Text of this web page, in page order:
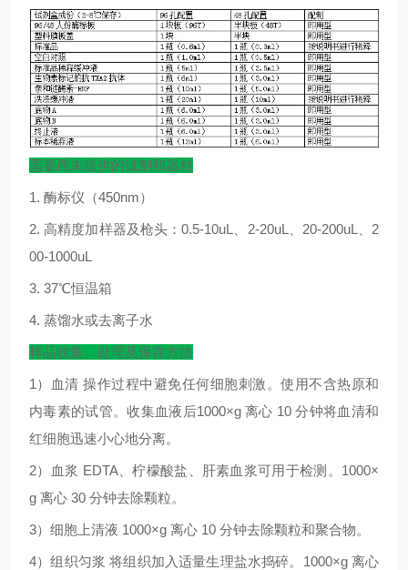
需要而未提供的试剂和器材
1. 酶标仪（450nm）
2.高精度加样器及枪头：0.5-10uL 2-20uL 20-200uL
2
00-1000uL
3. 37℃恒温箱
4. 蒸馏水或去离子水
样品收集、处理及保存方法
1 ）血清 操作过程中避免任何细胞刺激。使用不含热原和
内毒素的试管。收集血液后1000×g离心 10分钟将血清和
红细胞迅速小心地分离。
2）血浆 EDTA、柠檬酸盐、肝素血浆可用于检测。 1000×
g 离心 30 分钟去除颗粒。
3）细胞上清液 1000×g 离心 10 分钟去除颗粒和聚合物。
4）组织匀浆 将组织加入适量生理盐水捣碎。 1000×g 离心